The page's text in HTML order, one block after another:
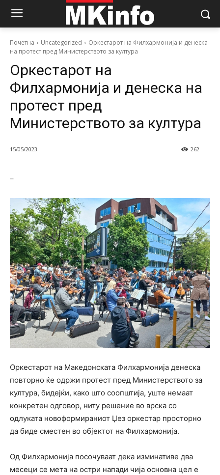
Почетна Uncategorized
Оркестарот на Филхармонија и денеска
на протест пред Министерството за култура
Оркестарот на
Филхармонија и денеска на
протест пред
Министерството за култура
15/05/2023 262
–
Оркестарот на Македонската Филхармонија денеска
повторно ќе одржи протест пред Министерството за
култура, бидејќи, како што соопштија, уште немаат
конкретен одговор, ниту решение во врска со
одлуката новоформираниот Џез оркестар просторно
да биде сместен во објектот на Филхармонија.
Од Филхармонија посочуваат дека изминативе два
месеци се мета на остри напади чија основна цел е